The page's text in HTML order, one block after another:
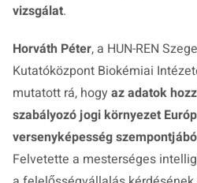
vizsgálat.
Horváth Péter, a HUN-REN
Kutatóközpont Biokémiai
mutatott rá, hogy az adatok
szabályozó jogi környezet
versenyképesség
Felvetette a mesterséges